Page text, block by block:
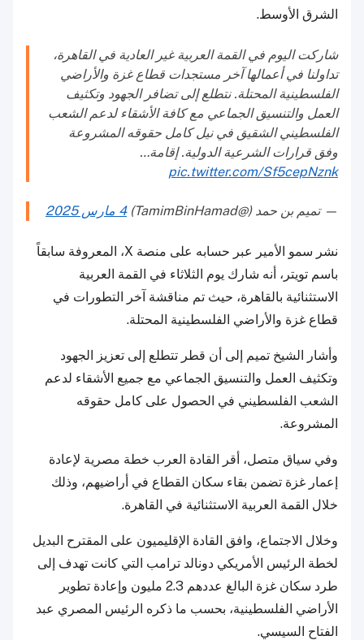
الشرق الأوسط.
شاركت اليوم في القمة العربية غير العادية في القاهرة،
تداولنا في أعمالها آخر مستجدات قطاع غزة والأراضي
الفلسطينية المحتلة. نتطلع إلى تضافر الجهود وتكثيف
العمل والتنسيق الجماعي مع كافة الأشقاء لدعم الشعب
الفلسطيني الشقيق في نيل كامل حقوقه المشروعة
وفق قرارات الشرعية الدولية. إقامة…
pic.twitter.com/Sf5cepNznk
— تميم بن حمد (@TamimBinHamad) 4 مارس 2025
نشر سمو الأمير عبر حسابه على منصة X، المعروفة سابقاً
باسم تويتر، أنه شارك يوم الثلاثاء في القمة العربية
الاستثنائية بالقاهرة، حيث تم مناقشة آخر التطورات في
قطاع غزة والأراضي الفلسطينية المحتلة.
وأشار الشيخ تميم إلى أن قطر تتطلع إلى تعزيز الجهود
وتكثيف العمل والتنسيق الجماعي مع جميع الأشقاء لدعم
الشعب الفلسطيني في الحصول على كامل حقوقه
المشروعة.
وفي سياق متصل، أقر القادة العرب خطة مصرية لإعادة
إعمار غزة تضمن بقاء سكان القطاع في أراضيهم، وذلك
خلال القمة العربية الاستثنائية في القاهرة.
وخلال الاجتماع، وافق القادة الإقليميون على المقترح البديل
لخطة الرئيس الأمريكي دونالد ترامب التي كانت تهدف إلى
طرد سكان غزة البالغ عددهم 2.3 مليون وإعادة تطوير
الأراضي الفلسطينية، بحسب ما ذكره الرئيس المصري عبد
الفتاح السيسي.